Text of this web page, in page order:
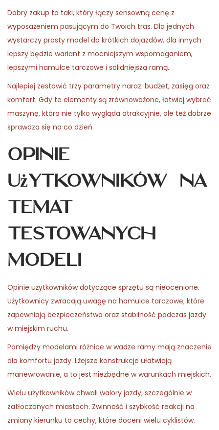
Dobry zakup to taki, który łączy sensowną cenę z
wyposażeniem pasującym do Twoich tras. Dla jednych
wystarczy prosty model do krótkich dojazdów, dla innych
lepszy będzie wariant z mocniejszym wspomaganiem,
lepszymi hamulce tarczowe i solidniejszą ramą.
Najlepiej zestawić trzy parametry naraz: budżet, zasięg oraz
komfort. Gdy te elementy są zrównoważone, łatwiej wybrać
maszynę, która nie tylko wygląda atrakcyjnie, ale też dobrze
sprawdza się na co dzień.
Opinie
użytkowników na
temat
testowanych
modeli
Opinie użytkowników dotyczące sprzętu są nieocenione.
Użytkownicy zwracają uwagę na hamulce tarczowe, które
zapewniają bezpieczeństwo oraz stabilność podczas jazdy
w miejskim ruchu.
Pomiędzy modelami różnice w wadze ramy mają znaczenie
dla komfortu jazdy. Lżejsze konstrukcje ułatwiają
manewrowanie, a to jest niezbędne w warunkach miejskich.
Wielu użytkowników chwali walory jazdy, szczególnie w
zatłoczonych miastach. Zwinność i szybkość reakcji na
zmiany kierunku to cechy, które doceni wielu cyklistów.